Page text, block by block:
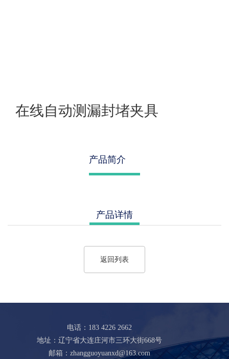
在线自动测漏封堵夹具
产品简介
产品详情
返回列表
电话：183 4226 2662
地址：辽宁省大连庄河市三环大街668号
邮箱：zhangguoyuanxd@163.com